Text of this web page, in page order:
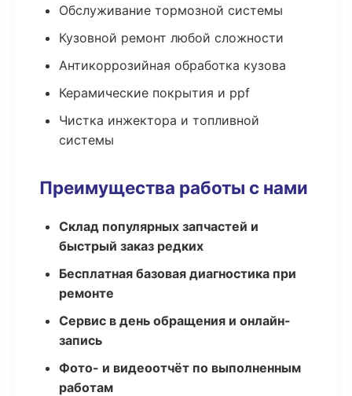
Обслуживание тормозной системы
Кузовной ремонт любой сложности
Антикоррозийная обработка кузова
Керамические покрытия и ppf
Чистка инжектора и топливной
системы
Преимущества работы с нами
Склад популярных запчастей и
быстрый заказ редких
Бесплатная базовая диагностика при
ремонте
Сервис в день обращения и онлайн-
запись
Фото- и видеоотчёт по выполненным
работам